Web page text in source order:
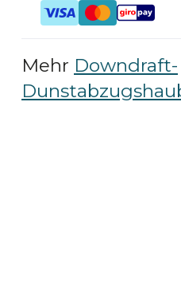
Mehr Downdraft-